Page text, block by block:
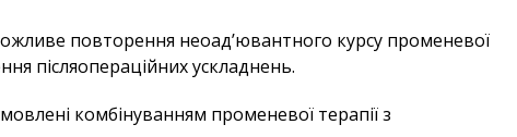
повторення неоад’ювантного курсу променевої
післяопераційних ускладнень.
комбінуванням променевої терапії з